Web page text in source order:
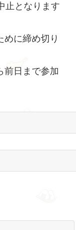
となります
に締め切り
日まで参加